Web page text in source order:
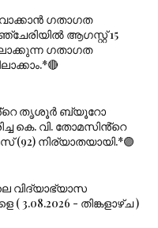
ഗതാഗത
ആഗസ്റ്റ് 15
ഗതാഗത
തൃശൂർ ബ്യൂറോ
കെ. വി. തോമസിൻ്റെ
നിര്യാതയായി.*🟣
വിദ്യാഭ്യാസ
3.08.2026 - തിങ്കളാഴ്ച )